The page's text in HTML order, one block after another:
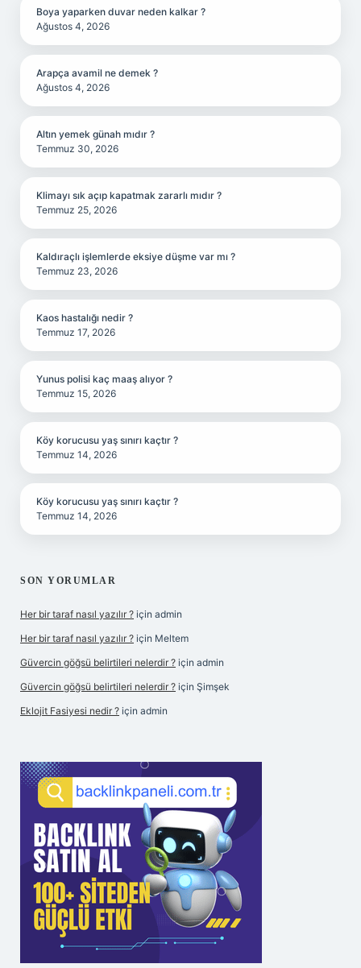
Boya yaparken duvar neden kalkar ?
Ağustos 4, 2026
Arapça avamil ne demek ?
Ağustos 4, 2026
Altın yemek günah mıdır ?
Temmuz 30, 2026
Klimayı sık açıp kapatmak zararlı mıdır ?
Temmuz 25, 2026
Kaldıraçlı işlemlerde eksiye düşme var mı ?
Temmuz 23, 2026
Kaos hastalığı nedir ?
Temmuz 17, 2026
Yunus polisi kaç maaş alıyor ?
Temmuz 15, 2026
Köy korucusu yaş sınırı kaçtır ?
Temmuz 14, 2026
Köy korucusu yaş sınırı kaçtır ?
Temmuz 14, 2026
SON YORUMLAR
Her bir taraf nasıl yazılır ? için admin
Her bir taraf nasıl yazılır ? için Meltem
Güvercin göğsü belirtileri nelerdir ? için admin
Güvercin göğsü belirtileri nelerdir ? için Şimşek
Eklojit Fasiyesi nedir ? için admin